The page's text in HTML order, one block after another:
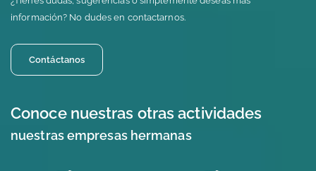
información? No dudes en contactarnos.
Contáctanos
Conoce nuestras otras actividades
nuestras empresas hermanas